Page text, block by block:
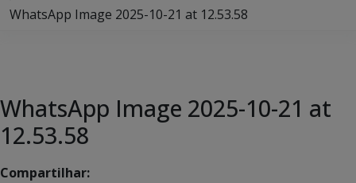
WhatsApp Image 2025-10-21 at 12.53.58
WhatsApp Image 2025-10-21 at
12.53.58
Compartilhar: